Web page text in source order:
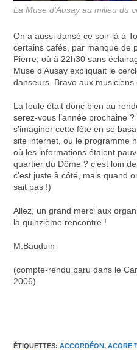
La Muse d’Ausay au milieu du
On a aussi dansé ce soir-là à
certains cafés, par manque de
Pierre, où à 22h30 sans
Muse d’Ausay expliquait le
danseurs. Bravo aux musiciens
La foule était donc bien au
serez-vous l’année prochaine
s’imaginer cette fête en se
site internet, où le programme
où les informations étaient
quartier du Dôme ? c’est loin
c’est juste à côté, mais quand
sait pas !)
Allez, un grand merci aux
la quinzième rencontre !
M.Bauduin
(compte-rendu paru dans le
2006)
ÉTIQUETTES:ACCORDÉON, ACORE